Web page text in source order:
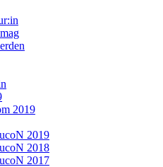
2019
2019
2018
2017